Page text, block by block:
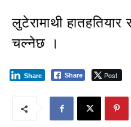
लुटेरामाथी हातहतियार
चल्नेछ ।
Share Post
Share